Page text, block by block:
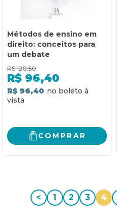
Métodos de ensino em
direito: conceitos para
um debate
R$ 120,50
R$ 96,40
R$ 96,40
COMPRAR
< 1 2 3 4